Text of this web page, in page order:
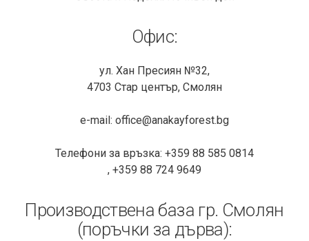
Офис:
ул. Хан Пресиян №32,
4703 Стар център, Смолян
e-mail: office@anakayforest.bg
Телефони за връзка: +359 88 585 0814
, +359 88 724 9649
Производствена база гр. Смолян
(поръчки за дърва):